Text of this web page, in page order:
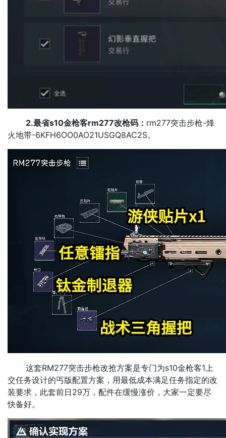
2.最省s10金枪客rm277改枪码： rm277突击步枪-烽
火地带-6KFH6OO0AO21USGQ8AC2S。
这套RM277突击步枪改抢方案是专门为s10金枪客1上
交任务设计的丐版配置方案，用最低成本满足任务指定的改
装要求，此套前日29万，配件在缓慢涨价，大家一定要尽
快备好。